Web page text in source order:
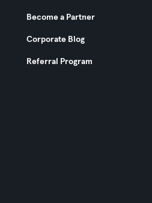
Become a Partner
Corporate Blog
Referral Program